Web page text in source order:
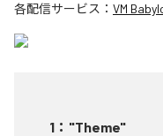
各配信サービス： VM
1 ： "Theme"